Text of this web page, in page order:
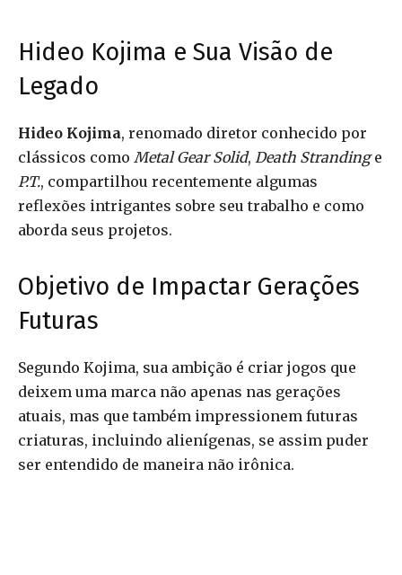
Hideo Kojima e Sua Visão de
Legado
Hideo Kojima, renomado diretor conhecido por
clássicos como Metal Gear Solid, Death Strandinge
P.T., compartilhou recentemente algumas
reflexões intrigantes sobre seu trabalho e como
aborda seus projetos.
Objetivo de Impactar Gerações
Futuras
Segundo Kojima, sua ambição é criar jogos que
deixem uma marca não apenas nas gerações
atuais, mas que também impressionem futuras
criaturas, incluindo alienígenas, se assim puder
ser entendido de maneira não irônica.